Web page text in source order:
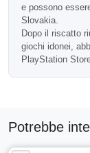
Importante:
con account
Se il tuo
non si attiverà.
prima di
150 EUR
Questa
e possono
Slovakia.
Dopo il riscatto
giochi idonei,
PlayStation
Potrebbe